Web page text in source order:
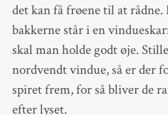
det kan få frøene til at
bakkerne står i en
skal man holde godt øje.
nordvendt vindue, så er der
spiret frem, for så bliver de
efter lyset.